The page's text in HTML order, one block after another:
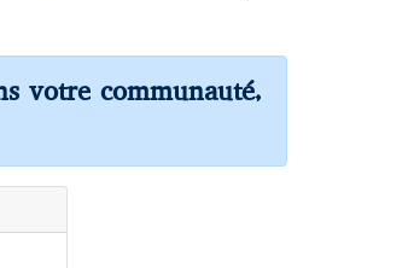
votre communauté,